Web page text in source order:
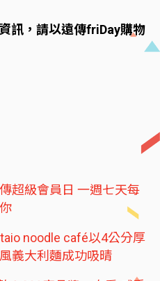
訊，請以遠傳friDay購物
超級會員日 一週七天每
noodle café以4公分厚
義大利麵成功吸晴